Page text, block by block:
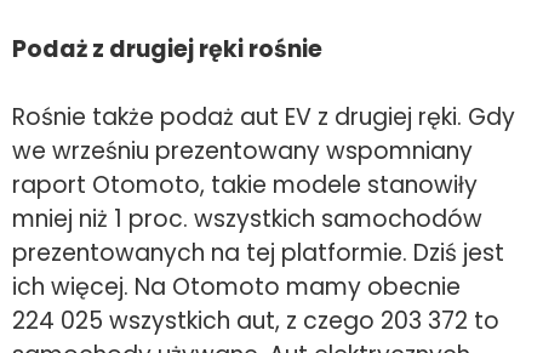
Podaż z drugiej ręki rośnie
Rośnie także podaż aut EV z drugiej ręki. Gdy
we wrześniu prezentowany wspomniany
raport Otomoto, takie modele stanowiły
mniej niż 1 proc. wszystkich samochodów
prezentowanych na tej platformie. Dziś jest
ich więcej. Na Otomoto mamy obecnie
224 025 wszystkich aut, z czego 203 372 to